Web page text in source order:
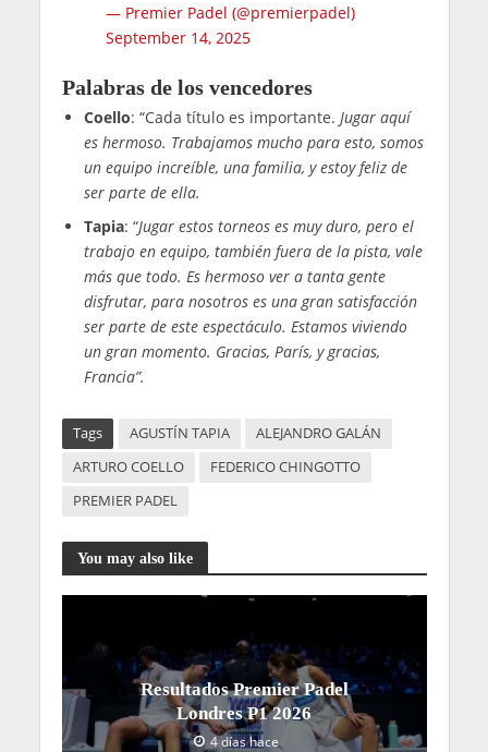
— Premier Padel (@premierpadel)
September 14, 2025
Palabras de los vencedores
Coello: “Cada título es importante. Jugar aquí
es hermoso. Trabajamos mucho para esto, somos
un equipo increíble, una familia, y estoy feliz de
ser parte de ella.
Tapia: “Jugar estos torneos es muy duro, pero el
trabajo en equipo, también fuera de la pista, vale
más que todo. Es hermoso ver a tanta gente
disfrutar, para nosotros es una gran satisfacción
ser parte de este espectáculo. Estamos viviendo
un gran momento. Gracias, París, y gracias,
Francia”.
Tags AGUSTÍN TAPIA
ALEJANDRO GALÁN
ARTURO COELLO
FEDERICO CHINGOTTO
PREMIER PADEL
You may also like
Resultados Premier Padel
Londres P1 2026
4 días hace